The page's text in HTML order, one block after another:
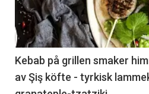
section
37
Right
Kebab på grillen smaker
av Şiş köfte - tyrkisk